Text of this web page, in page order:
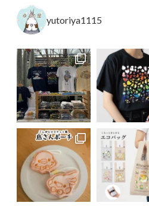
yutoriya1115